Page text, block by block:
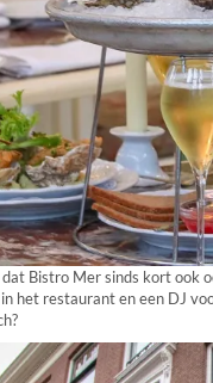
Bistro Mer sinds kort ook
het restaurant en een DJ